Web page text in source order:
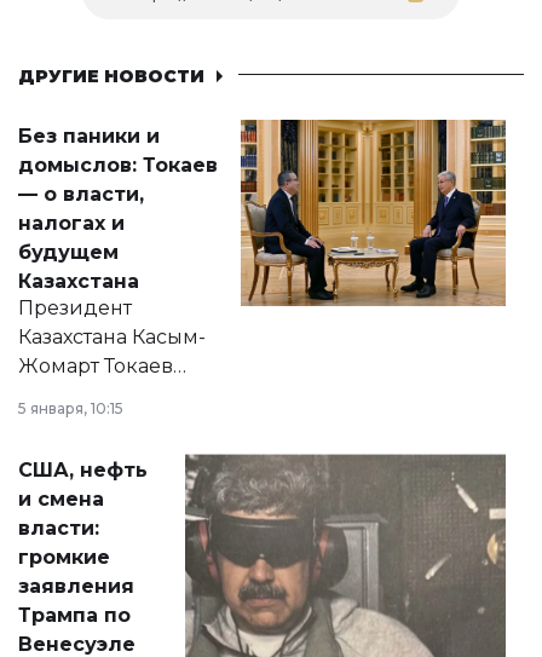
ДРУГИЕ НОВОСТИ
Без паники и
домыслов: Токаев
— о власти,
налогах и
будущем
Казахстана
Президент
Казахстана Касым-
Жомарт Токаев
сразу несколько
актуальных тем —
от слухов о
политических
реформах до
вопросов армии,
экономики и
личного здоровья.
5 января, 10:15
США, нефть
и смена
власти:
громкие
заявления
Трампа по
Венесуэле